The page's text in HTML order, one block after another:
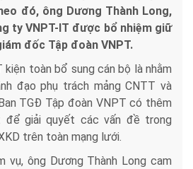
đó, ông Dương Thành Long,
ty VNPT-IT được bổ nhiệm giữ
đốc Tập đoàn VNPT.
kiện toàn bổ sung cán bộ là nhằm
đạo phụ trách mảng CNTT và
TGĐ Tập đoàn VNPT có thêm
để giải quyết các vấn đề trong
trên toàn mạng lưới.
vụ, ông Dương Thành Long cam